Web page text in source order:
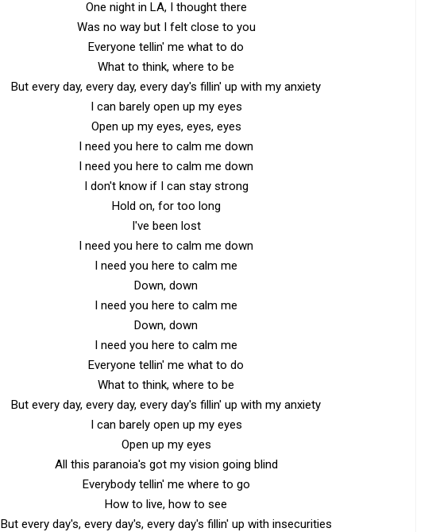
One night in LA, I thought there
Was no way but I felt close to you
Everyone tellin' me what to do
What to think, where to be
But every day, every day, every day's fillin' up with my anxiety
I can barely open up my eyes
Open up my eyes, eyes, eyes
I need you here to calm me down
I need you here to calm me down
I don't know if I can stay strong
Hold on, for too long
I've been lost
I need you here to calm me down
I need you here to calm me
Down, down
I need you here to calm me
Down, down
I need you here to calm me
Everyone tellin' me what to do
What to think, where to be
But every day, every day, every day's fillin' up with my anxiety
I can barely open up my eyes
Open up my eyes
All this paranoia's got my vision going blind
Everybody tellin' me where to go
How to live, how to see
But every day's, every day's, every day's fillin' up with insecurities